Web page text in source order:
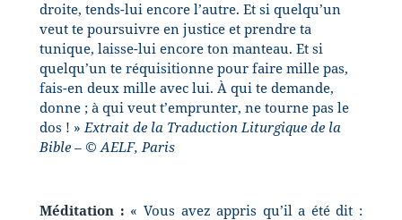
droite, tends-lui encore l’autre. Et si quelqu’un
veut te poursuivre en justice et prendre ta
tunique, laisse-lui encore ton manteau. Et si
quelqu’un te réquisitionne pour faire mille pas,
fais-en deux mille avec lui. À qui te demande,
donne ; à qui veut t’emprunter, ne tourne pas le
dos ! » Extrait de la Traduction Liturgique de la
Bible – © AELF, Paris
Méditation : « Vous avez appris qu’il a été dit :